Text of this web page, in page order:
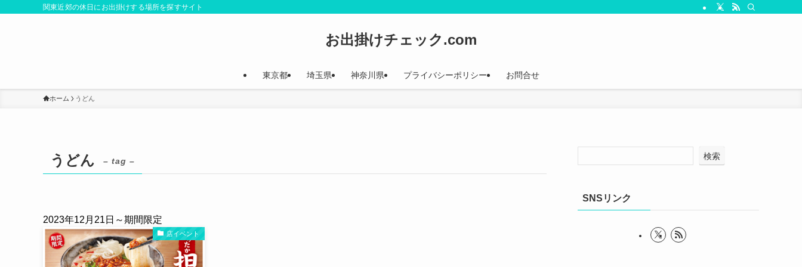
関東近郊の休日にお出掛けする場所を探すサイト
お出掛けチェック.com
東京都 埼玉県 神奈川県 プライバシーポリシー お問合せ
ホーム うどん
うどん – tag –
2023年12月21日～期間限定
店イベント
検索
SNSリンク